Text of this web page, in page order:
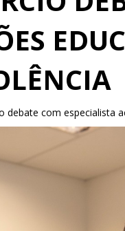
debate com especialista